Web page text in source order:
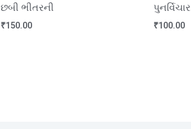
છબી ભીતરની
₹150.00
પુનર્વિચાર
₹100.00